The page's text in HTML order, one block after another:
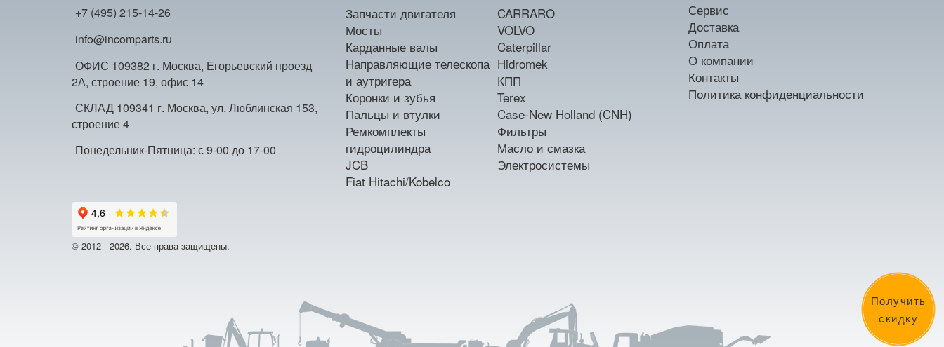
Получить
скидку
+7 (495) 215-14-26
info@incomparts.ru
ОФИС 109382 г. Москва, Егорьевский проезд
2А, строение 19, офис 14
СКЛАД 109341 г. Москва, ул. Люблинская 153,
строение 4
Понедельник-Пятница: с 9-00 до 17-00
Запчасти двигателя
Мосты
Карданные валы
Направляющие телескопа
и аутригера
Коронки и зубья
Пальцы и втулки
Ремкомплекты
гидроцилиндра
JCB
Fiat Hitachi/Kobelco
CARRARO
VOLVO
Caterpillar
Hidromek
КПП
Terex
Case-New Holland (CNH)
Фильтры
Масло и смазка
Электросистемы
Сервис
Доставка
Оплата
О компании
Контакты
Политика конфиденциальности
© 2012 - 2026. Все права защищены.